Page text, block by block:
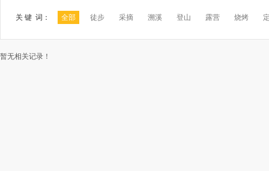
关 键 词： 全部 徒步 采摘 溯溪 登山 露营 烧烤
暂无相关记录！